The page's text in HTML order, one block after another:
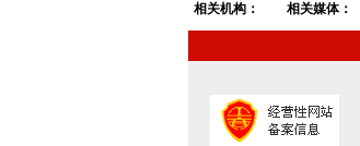
相关机构： 相关媒体：